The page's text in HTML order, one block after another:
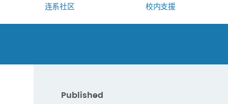
连系社区 校内支援
Published